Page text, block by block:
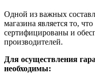
Одной из важных
магазина является то,
сертифицированы и
производителей.
Для осуществления
необходимы: